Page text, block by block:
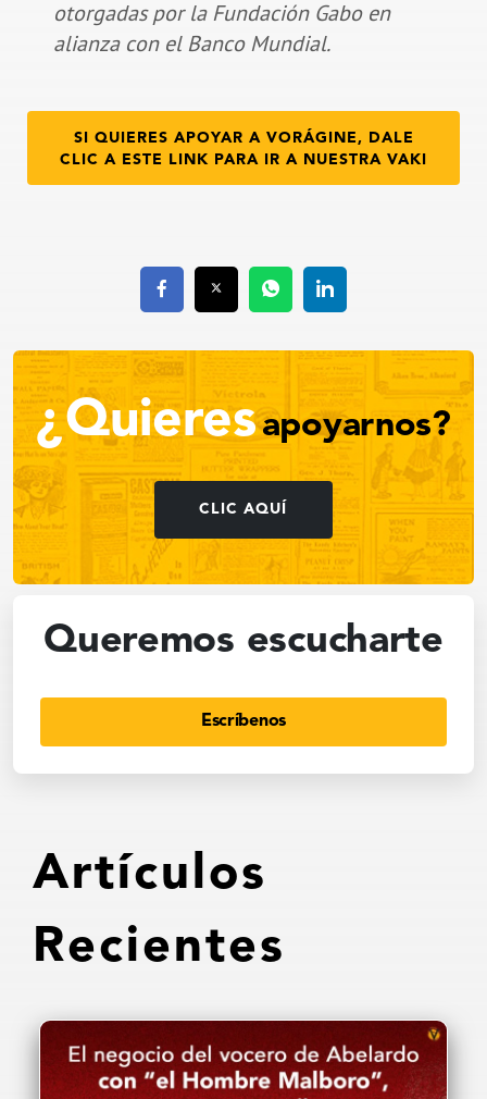
otorgadas por la Fundación Gabo en
alianza con el Banco Mundial.
SI QUIERES APOYAR A VORÁGINE, DALE
CLIC A ESTE LINK PARA IR A NUESTRA VAKI
¿Quieresapoyarnos?
CLIC AQUÍ
Queremos escucharte
Escríbenos
Artículos
Recientes